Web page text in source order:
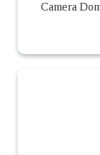
Camera